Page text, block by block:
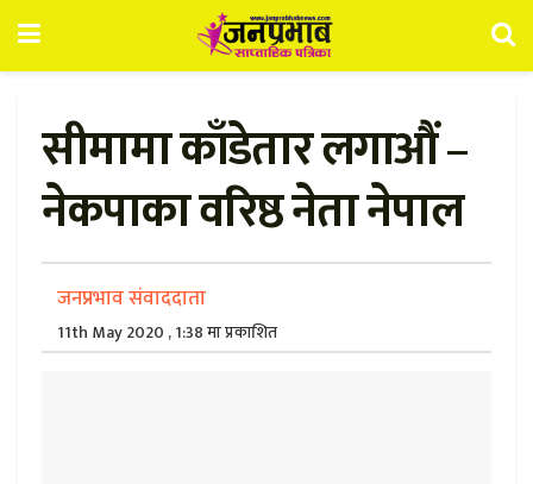
सीमामा काँडेतार लगाऔं –
नेकपाका वरिष्ठ नेता नेपाल
जनप्रभाव संवाददाता
11th May 2020 , 1:38 मा प्रकाशित